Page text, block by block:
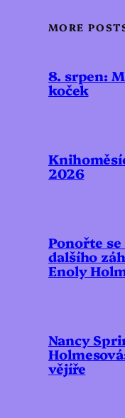
MORE
8. srpen:
koček
2026
Ponořte
dalšího
Enoly
Nancy
vějíře